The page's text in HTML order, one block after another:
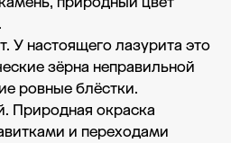
У настоящего лазурита это
зёрна неправильной
ровные блёстки.
Природная окраска
и переходами